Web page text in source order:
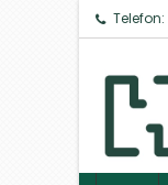
Telefon: